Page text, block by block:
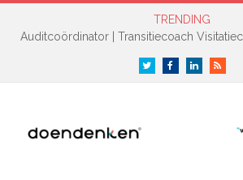
TRENDING
Twitter FacebookLinkedInRSS